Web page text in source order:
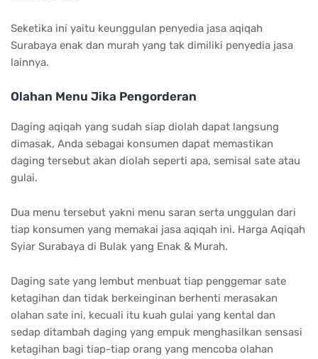
Seketika ini yaitu keunggulan penyedia jasa aqiqah
Surabaya enak dan murah yang tak dimiliki penyedia jasa
lainnya.
Olahan Menu Jika Pengorderan
Daging aqiqah yang sudah siap diolah dapat langsung
dimasak, Anda sebagai konsumen dapat memastikan
daging tersebut akan diolah seperti apa, semisal sate atau
gulai.
Dua menu tersebut yakni menu saran serta unggulan dari
tiap konsumen yang memakai jasa aqiqah ini. Harga Aqiqah
Syiar Surabaya di Bulak yang Enak & Murah.
Daging sate yang lembut menbuat tiap penggemar sate
ketagihan dan tidak berkeinginan berhenti merasakan
olahan sate ini, kecuali itu kuah gulai yang kental dan
sedap ditambah daging yang empuk menghasilkan sensasi
ketagihan bagi tiap-tiap orang yang mencoba olahan